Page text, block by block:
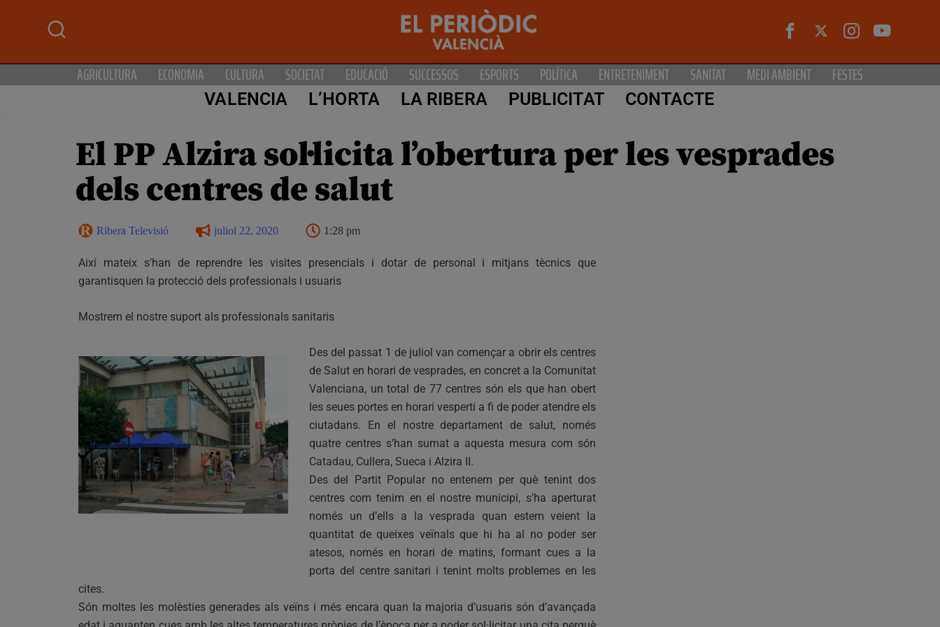
AGRICULTURA ECONOMIA CULTURA SOCIETAT EDUCACIÓ SUCCESSOS ESPORTS POLÍTICA ENTRETENIMENT SANITAT MEDI AMBIENT FESTES
VALENCIA L’HORTA LA RIBERA PUBLICITAT CONTACTE
El PP Alzira sol·licita l’obertura per les vesprades
dels centres de salut
Ribera Televisió juliol 22, 2020 1:28 pm
Així mateix s’han de reprendre les visites presencials i dotar de personal i mitjans tècnics que
garantisquen la protecció dels professionals i usuaris
Mostrem el nostre suport als professionals sanitaris
Des del passat 1 de juliol van començar a obrir els centres
de Salut en horari de vesprades, en concret a la Comunitat
Valenciana, un total de 77 centres són els que han obert
les seues portes en horari vespertí a fi de poder atendre els
ciutadans. En el nostre departament de salut, només
quatre centres s’han sumat a aquesta mesura com són
Catadau, Cullera, Sueca i Alzira II.
Des del Partit Popular no entenem per què tenint dos
centres com tenim en el nostre municipi, s’ha aperturat
només un d’ells a la vesprada quan estem veient la
quantitat de queixes veïnals que hi ha al no poder ser
atesos, només en horari de matins, formant cues a la
porta del centre sanitari i tenint molts problemes en les
cites.
Són moltes les molèsties generades als veïns i més encara quan la majoria d’usuaris són d’avançada